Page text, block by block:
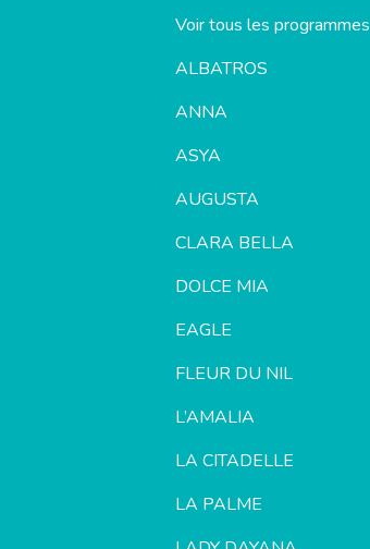
Voir tous les programmes
ALBATROS
ANNA
ASYA
AUGUSTA
CLARA BELLA
DOLCE MIA
EAGLE
FLEUR DU NIL
L’AMALIA
LA CITADELLE
LA PALME